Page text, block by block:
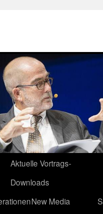
Aktuelle Vortrags-
Downloads
New Media